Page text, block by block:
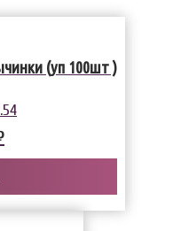
(уп 100шт )